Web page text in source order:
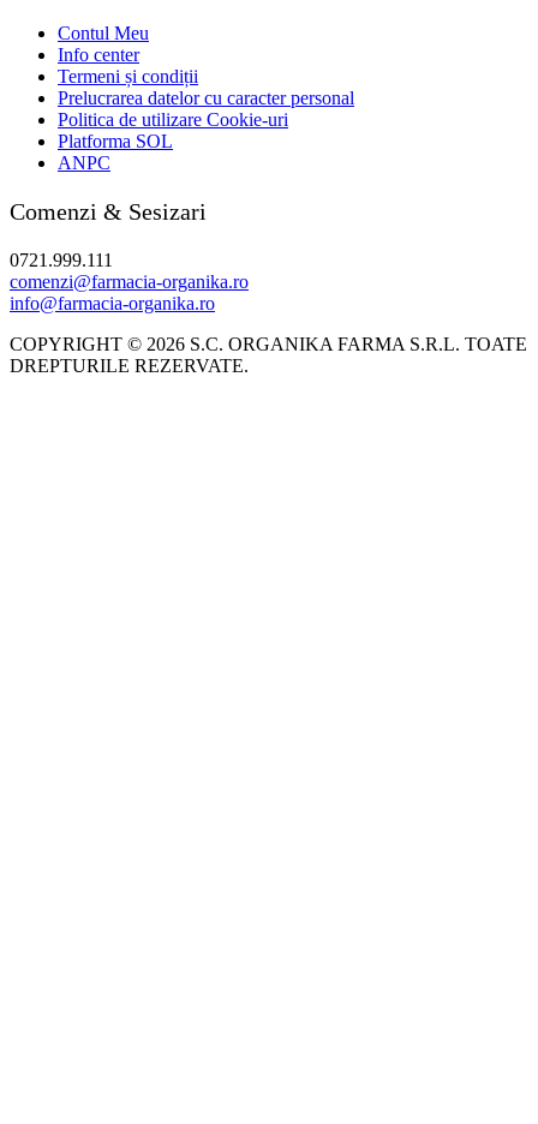
Contul Meu
Info center
Termeni și condiții
Prelucrarea datelor cu caracter personal
Politica de utilizare Cookie-uri
Platforma SOL
ANPC
Comenzi & Sesizari
0721.999.111
comenzi@farmacia-organika.ro
info@farmacia-organika.ro
COPYRIGHT © 2026 S.C. ORGANIKA FARMA S.R.L. TOATE
DREPTURILE REZERVATE.